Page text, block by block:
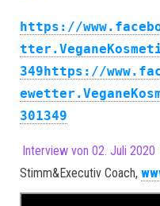
https://
349https://
301349
Interview von 02. Juli 2020
Stimm&Executiv Coach,